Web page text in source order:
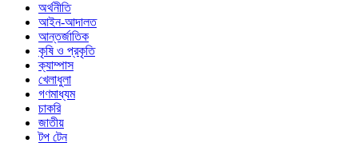
অর্থনীতি
আইন-আদালত
আন্তর্জাতিক
কৃষি ও প্রকৃতি
ক্যাম্পাস
খেলাধুলা
গণমাধ্যম
চাকরি
জাতীয়
টপ টেন